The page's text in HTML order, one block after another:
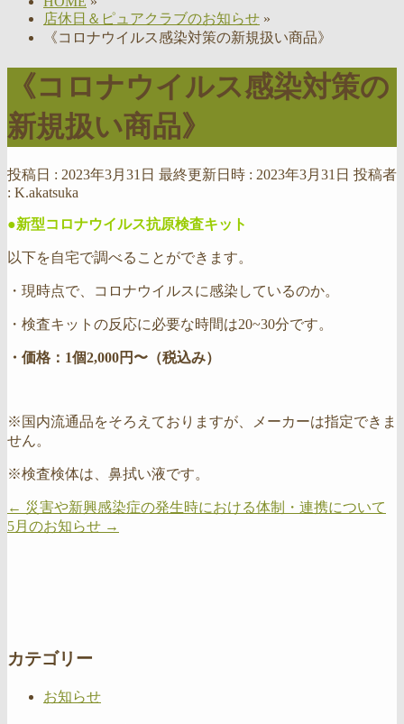
店休日＆ピュアクラブのお知らせ »
《コロナウイルス感染対策の新規扱い商品》
《コロナウイルス感染対策の
新規扱い商品》
投稿日 : 2023年3月31日 最終更新日時 : 2023年3月31日 投稿者
: K.akatsuka
●新型コロナウイルス抗原検査キット
以下を自宅で調べることができます。
・現時点で、コロナウイルスに感染しているのか。
・検査キットの反応に必要な時間は20~30分です。
・価格：1個2,000円〜（税込み）
※国内流通品をそろえておりますが、メーカーは指定できま
せん。
※検査検体は、鼻拭い液です。
← 災害や新興感染症の発生時における体制・連携について
5月のお知らせ →
カテゴリー
お知らせ